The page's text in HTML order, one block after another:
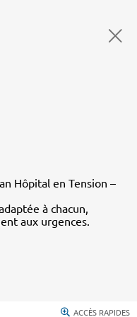
Hôpital en Tension –
à chacun,
aux urgences.
ACCÈS RAPIDES